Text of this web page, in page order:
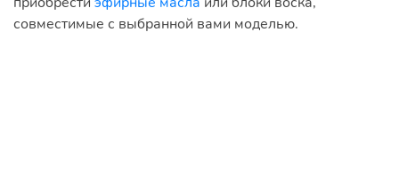
совместимые с выбранной вами моделью.